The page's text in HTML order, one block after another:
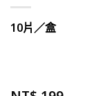
10片／盒